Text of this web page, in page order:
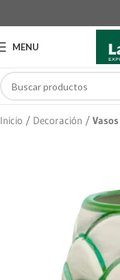
MENU
Inicio Decoración Vasos